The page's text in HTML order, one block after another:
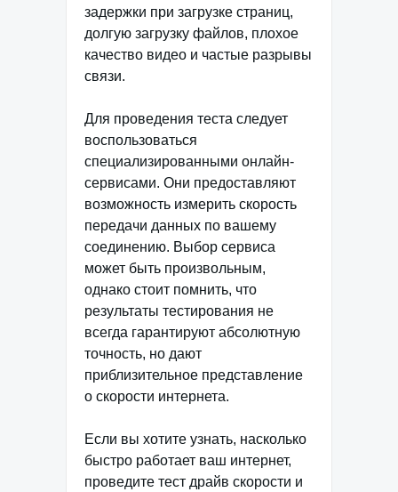
задержки при загрузке страниц,
долгую загрузку файлов, плохое
качество видео и частые разрывы
связи.
Для проведения теста следует
воспользоваться
специализированными онлайн-
сервисами. Они предоставляют
возможность измерить скорость
передачи данных по вашему
соединению. Выбор сервиса
может быть произвольным,
однако стоит помнить, что
результаты тестирования не
всегда гарантируют абсолютную
точность, но дают
приблизительное представление
о скорости интернета.
Если вы хотите узнать, насколько
быстро работает ваш интернет,
проведите тест драйв скорости и